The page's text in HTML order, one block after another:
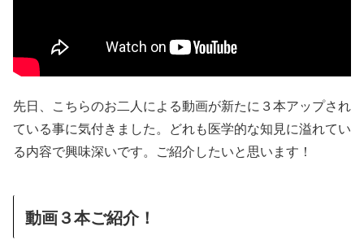
先日、こちらのお二人による動画が新たに３本アップされ
ている事に気付きました。どれも医学的な知見に溢れてい
る内容で興味深いです。ご紹介したいと思います！
動画３本ご紹介！